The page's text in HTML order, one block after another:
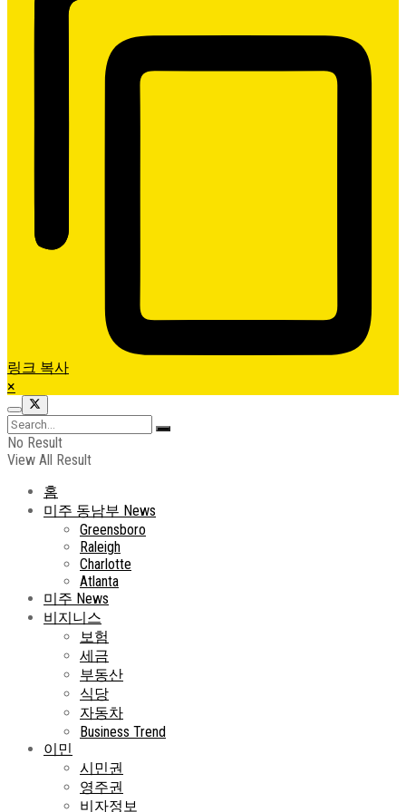
링크 복사
×
No Result
View All Result
홈
미주 동남부 News
Greensboro
Raleigh
Charlotte
Atlanta
미주 News
비지니스
보험
세금
부동산
식당
자동차
Business Trend
이민
시민권
영주권
비자정보